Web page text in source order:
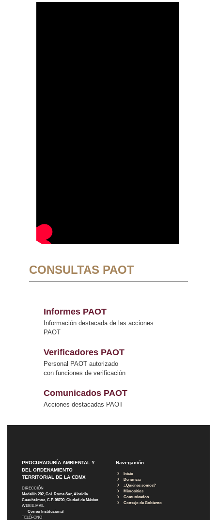
CONSULTAS PAOT
Informes PAOT
Información destacada de las acciones
PAOT
Verificadores PAOT
Personal PAOT autorizado
con funciones de verificación
Comunicados PAOT
Acciones destacadas PAOT
PROCURADURÍA AMBIENTAL Y
DEL ORDENAMIENTO
TERRITORIAL DE LA CDMX
DIRECCIÓN
Medellín 202, Col. Roma Sur, Alcaldía
Cuauhtémoc, C.P. 06700, Ciudad de México
WEB E-MAIL
Correo Institucional
TELÉFONO
Navegación
Inicio
Denuncia
¿Quiénes somos?
Micrositios
Comunicados
Consejo de Gobierno